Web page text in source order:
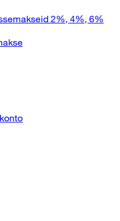
2%, 4%, 6%